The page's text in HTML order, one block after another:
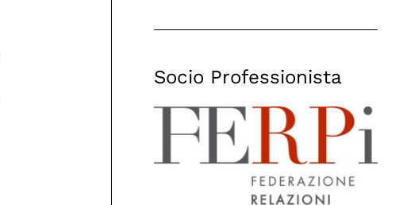
Socio Professionista